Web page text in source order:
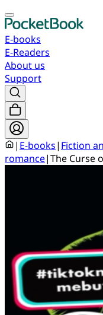
E-books
E-Readers
About us
Support
| E-books| Fiction
romance|The Curse